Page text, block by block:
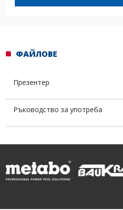
ФАЙЛОВЕ
Презентер
Ръководство за употреба